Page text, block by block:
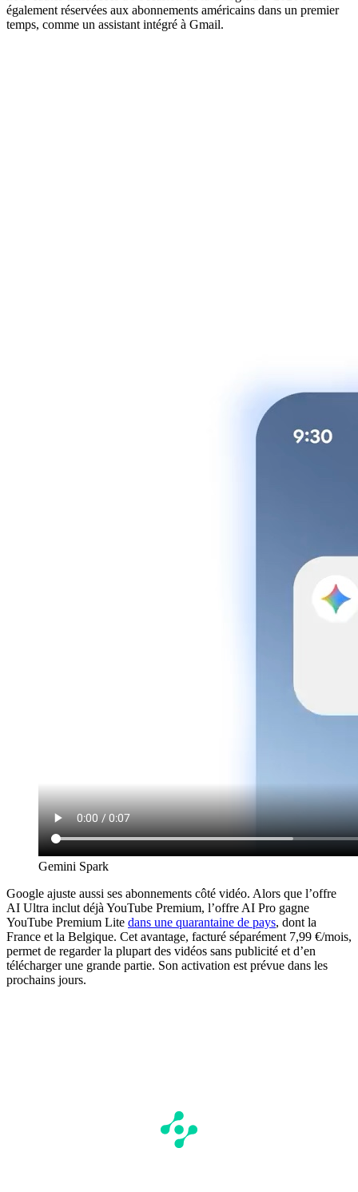
également réservées aux abonnements américains dans un premier
temps, comme un assistant intégré à Gmail.
Gemini Spark
Google ajuste aussi ses abonnements côté vidéo. Alors que l’offre
AI Ultra inclut déjà YouTube Premium, l’offre AI Pro gagne
YouTube Premium Lite dans une quarantaine de pays, dont la
France et la Belgique. Cet avantage, facturé séparément 7,99 €/mois,
permet de regarder la plupart des vidéos sans publicité et d’en
télécharger une grande partie. Son activation est prévue dans les
prochains jours.